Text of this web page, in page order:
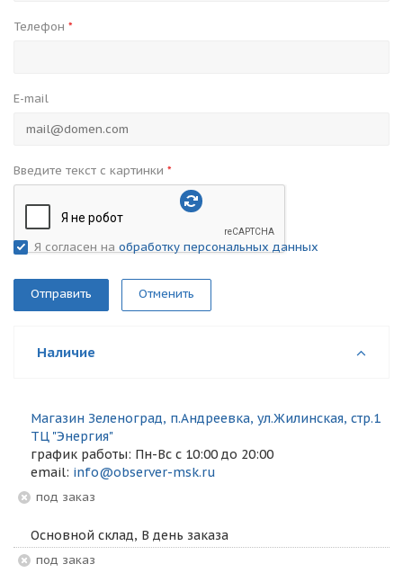
Телефон *
E-mail
Введите текст с картинки *
Я согласен на обработку персональных данных
Отменить
Наличие
Магазин Зеленоград, п.Андреевка, ул.Жилинская, стр.1
ТЦ "Энергия"
график работы: Пн-Вс с 10:00 до 20:00
email: info@observer-msk.ru
Под заказ
Основной склад, В день заказа
Под заказ